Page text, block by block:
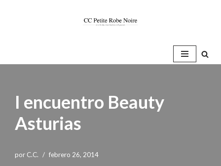
I encuentro Beauty
Asturias
por C.C. febrero 26, 2014